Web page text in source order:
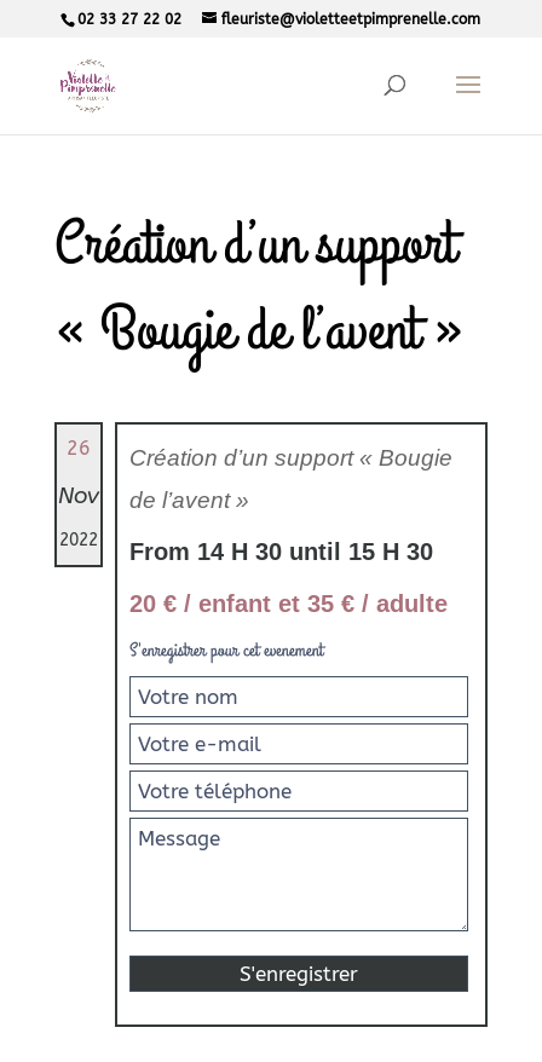
02 33 27 22 02 fleuriste@violetteetpimprenelle.com
Création d’un support
« Bougie de l’avent »
26
Nov
2022
Création d’un support « Bougie
de l’avent »
From 14 H 30 until 15 H 30
20 € / enfant et 35 € / adulte
S'enregistrer pour cet evenement